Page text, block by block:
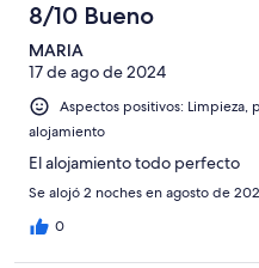
8/10 Bueno
MARIA
17 de ago de 2024
Aspectos positivos: Limpieza,
alojamiento
El alojamiento todo perfecto
Se alojó 2 noches en agosto de
0